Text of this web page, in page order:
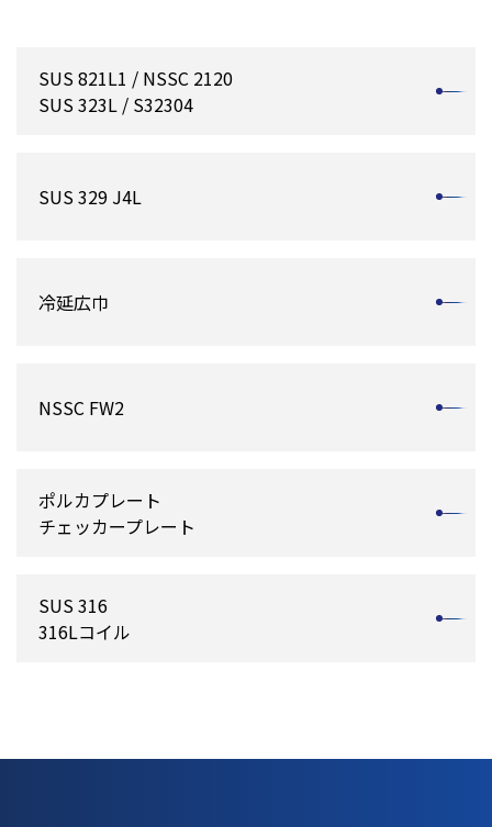
SUS 821L1 / NSSC 2120
SUS 323L / S32304
冷延広巾
ポルカプレート
チェッカープレート
SUS 329 J4L
NSSC FW2
SUS 316
316Lコイル